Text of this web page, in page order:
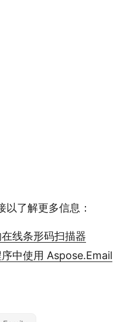
了解更多信息：
线条形码扫描器
中使用 Aspose.Email